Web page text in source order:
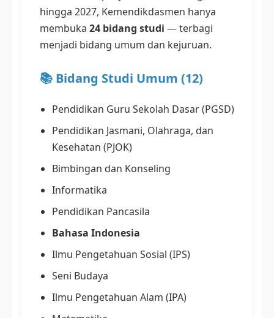
hingga 2027, Kemendikdasmen hanya
membuka 24 bidang studi — terbagi
menjadi bidang umum dan kejuruan.
📚 Bidang Studi Umum (12)
Pendidikan Guru Sekolah Dasar (PGSD)
Pendidikan Jasmani, Olahraga, dan
Kesehatan (PJOK)
Bimbingan dan Konseling
Informatika
Pendidikan Pancasila
Bahasa Indonesia
Ilmu Pengetahuan Sosial (IPS)
Seni Budaya
Ilmu Pengetahuan Alam (IPA)